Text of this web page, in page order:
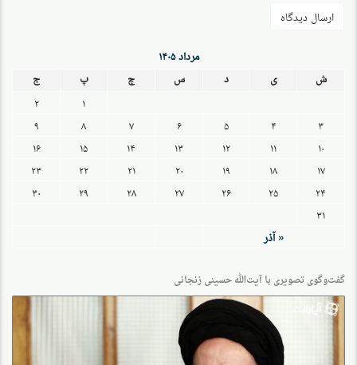
مرداد ۱۴۰۵
ش
ی د س چ پ
ج
۱
۲
۳
۴ ۵ ۶ ۷ ۸
۹
۱۰
۱۱ ۱۲ ۱۳ ۱۴ ۱۵
۱۶
۱۷
۱۸ ۱۹ ۲۰ ۲۱ ۲۲
۲۳
۲۴
۲۵ ۲۶ ۲۷ ۲۸ ۲۹
۳۰
۳۱
« آذر
گفت‌وگو‌ی تصویری با آیت‌الله حسینی زنجانی